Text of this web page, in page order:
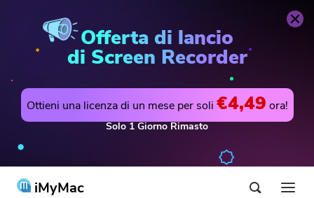
Offerta di lancio
di Screen Recorder
Ottieni una licenza di un mese per soli €4,49 ora!
Solo1 GiornoRimasto
iMyMac
PowerMyMac - Mac Cleaner